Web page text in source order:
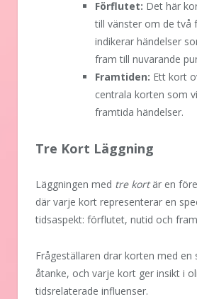
Förflutet: Det här
till vänster om de två
indikerar händelser
fram till nuvarande
Framtiden: Ett kort
centrala korten som
framtida händelser.
Tre Kort Läggning
Läggningen med tre kortär en
där varje kort representerar en
tidsaspekt: förflutet, nutid och
Frågeställaren drar korten med en
åtanke, och varje kort ger insikt i
tidsrelaterade influenser.